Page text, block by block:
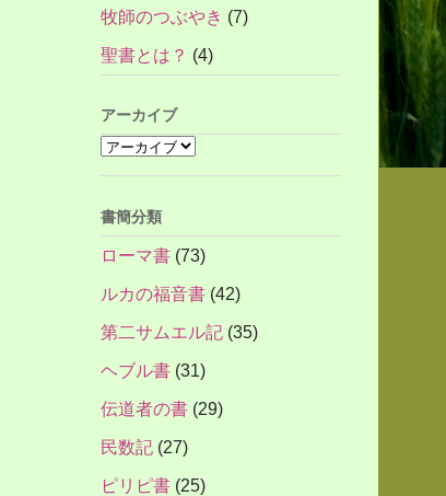
牧師のつぶやき (7)
聖書とは？ (4)
アーカイブ
書簡分類
ローマ書 (73)
ルカの福音書 (42)
第二サムエル記 (35)
ヘブル書 (31)
伝道者の書 (29)
民数記 (27)
ピリピ書 (25)